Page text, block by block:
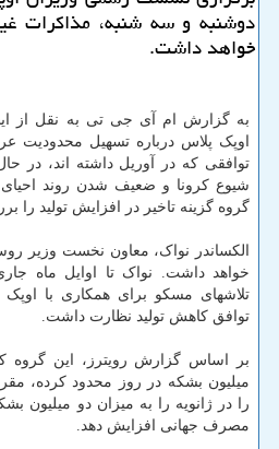
دوشنبه و سه شنبه، مذاكرات
خواهد داشت.
به گزارش ام آی جی تی به نقل از
اوپک پلاس درباره تسهیل محدودیت
توافقی که در آوریل داشته اند، در
شیوع کرونا و ضعیف شدن روند
گروه گزینه تاخیر در افزایش تولید را
الکساندر نواک، معاون نخست وزیر
خواهد داشت. نواک تا اوایل ماه
تلاشهای مسکو برای همکاری با
توافق کاهش تولید نظارت داشت.
میلیون بشکه در روز محدود کرده،
را در ژانویه را به میزان دو میلیون
مصرف جهانی افزایش دهد.